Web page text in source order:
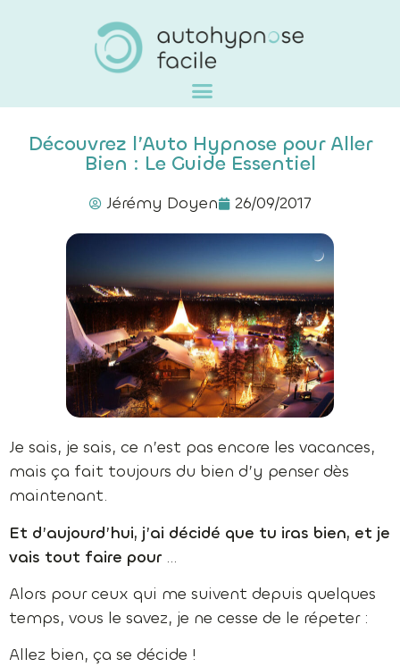
Découvrez l’Auto Hypnose pour Aller
Bien : Le Guide Essentiel
Jérémy Doyen 26/09/2017
Je sais, je sais, ce n’est pas encore les vacances,
mais ça fait toujours du bien d’y penser dès
maintenant.
Et d’aujourd’hui, j’ai décidé que tu iras bien, et je
vais tout faire pour …
Alors pour ceux qui me suivent depuis quelques
temps, vous le savez, je ne cesse de le répeter :
Allez bien, ça se décide !